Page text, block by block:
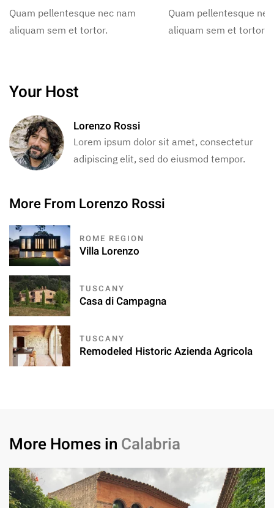
Quam pellentesque nec nam
aliquam sem et tortor.
Quam pellentesque
aliquam sem et tortor.
Your Host
Lorenzo Rossi
Lorem ipsum dolor sit amet, consectetur
adipiscing elit, sed do eiusmod tempor.
More From Lorenzo Rossi
ROME REGION
Villa Lorenzo
TUSCANY
Casa di Campagna
TUSCANY
Remodeled Historic Azienda Agricola
More Homes in Calabria